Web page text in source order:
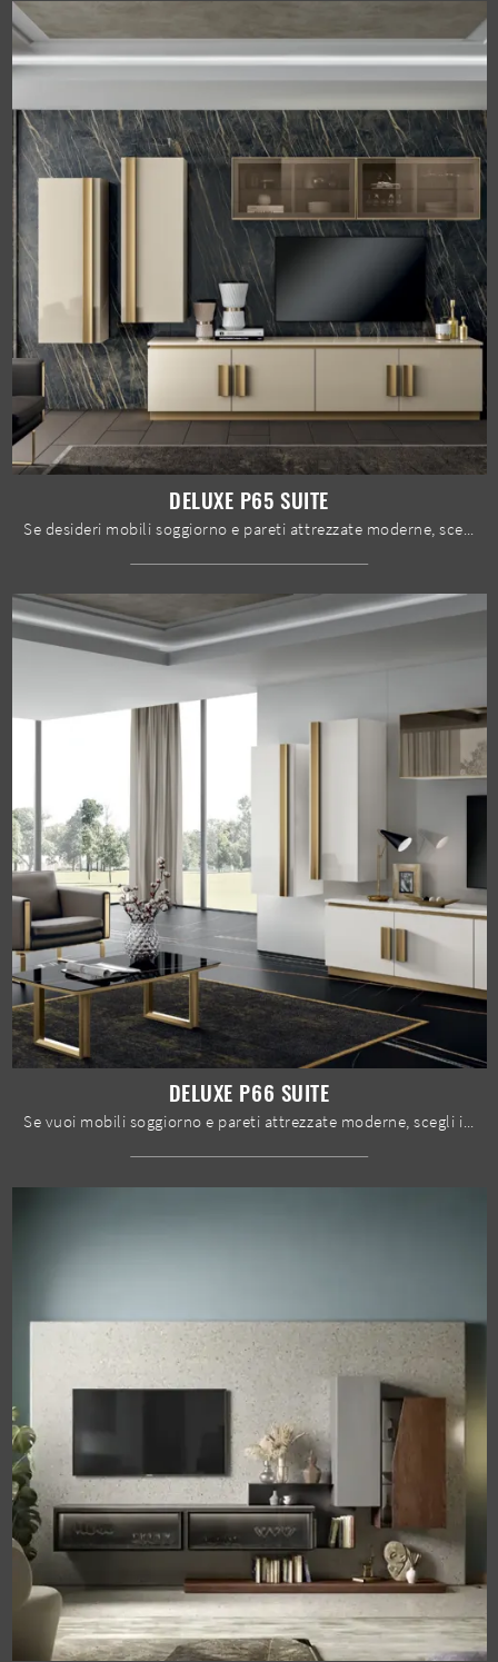
DELUXE P65 SUITE
Se desideri mobili soggiorno e pareti attrezzate moderne, scegli il modello Deluxe P65 Suite di Spar: clicca e ottieni informazioni!
DELUXE P66 SUITE
Se vuoi mobili soggiorno e pareti attrezzate moderne, scegli il modello Deluxe P66 Suite di Spar: clicca e scopri di più!